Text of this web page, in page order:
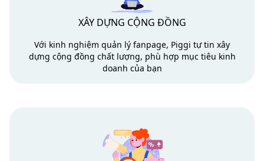
XÂY DỰNG CỘNG ĐỒNG
Với kinh nghiệm quản lý fanpage, Piggi tự tin xây
dựng cộng đồng chất lượng, phù hợp mục tiêu kinh
doanh của bạn